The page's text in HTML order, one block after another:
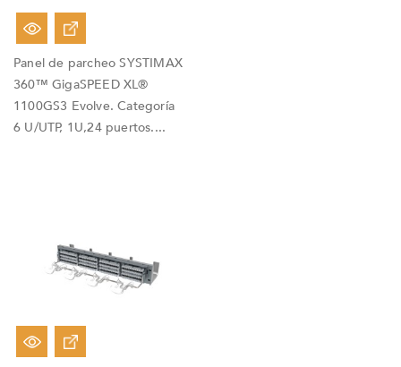
Panel de parcheo SYSTIMAX
360™ GigaSPEED XL®
1100GS3 Evolve. Categoría
6 U/UTP, 1U,24 puertos....